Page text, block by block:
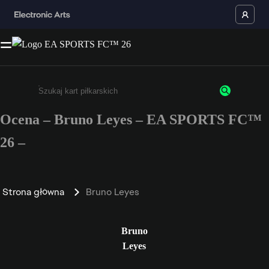
Wpisz co najmniej 3 znaki lub cyfry.
Ocena – Bruno Leyes – EA SPORTS FC™
26 –
Strona główna Bruno Leyes
Bruno
Leyes